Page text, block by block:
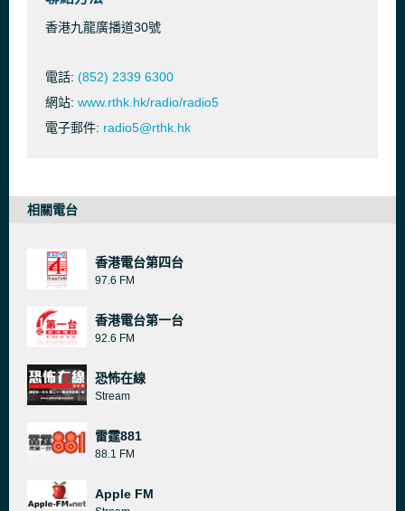
香港九龍廣播道30號
電話: (852) 2339 6300
網站: www.rthk.hk/radio/radio5
電子郵件: radio5@rthk.hk
相關電台
香港電台第四台
97.6 FM
香港電台第一台
92.6 FM
恐怖在線
Stream
雷霆881
88.1 FM
Apple FM